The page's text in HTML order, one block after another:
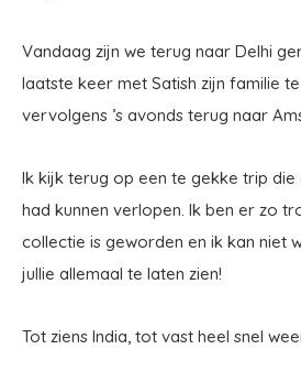
Vandaag zijn we terug naar Delhi
laatste keer met Satish zijn familie
vervolgens ’s avonds terug naar
Ik kijk terug op een te gekke trip
had kunnen verlopen. Ik ben er zo
collectie is geworden en ik kan niet
jullie allemaal te laten zien!
Tot ziens India, tot vast heel snel